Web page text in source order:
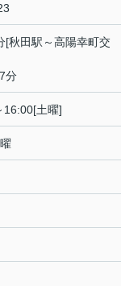
[秋田駅～高陽幸町交
分
16:00[土曜]